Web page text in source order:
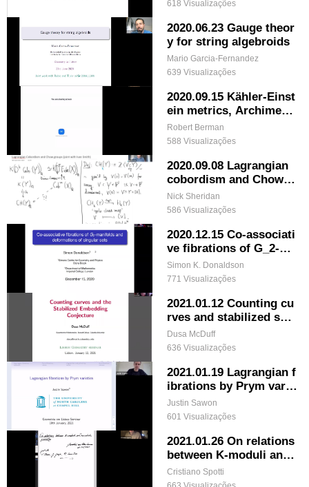
618 Visualizações
2020.06.23 Gauge theor
y for string algebroids
Mario Garcia-Fernandez
639 Visualizações
2020.09.15 Kähler-Einst
ein metrics, Archimede
an Zeta functions and p
hase transitions
Robert Berman
588 Visualizações
2020.09.08 Lagrangian
cobordism and Chow g
roups
Nick Sheridan
586 Visualizações
2020.12.15 Co-associati
ve fibrations of G_2-ma
nifolds and deformatio
ns of singular sets
Simon K. Donaldson
771 Visualizações
2021.01.12 Counting cu
rves and stabilized sym
plectic embedding conj
ecture
Dusa McDuff
636 Visualizações
2021.01.19 Lagrangian f
ibrations by Prym varie
ties
Justin Sawon
601 Visualizações
2021.01.26 On relations
between K-moduli and
symplectic geometry
Cristiano Spotti